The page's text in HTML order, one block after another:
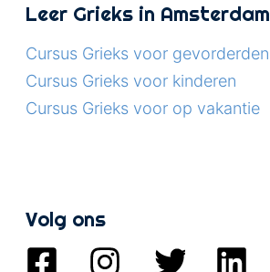
Leer Grieks in Amsterdam
Cursus Grieks voor gevorderden
Cursus Grieks voor kinderen
Cursus Grieks voor op vakantie
Volg ons